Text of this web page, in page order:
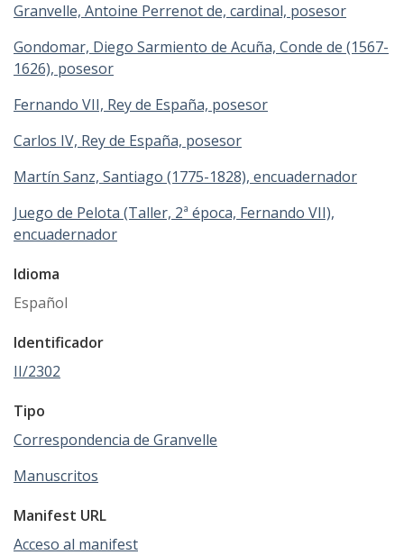
Granvelle, Antoine Perrenot de, cardinal, posesor
Gondomar, Diego Sarmiento de Acuña, Conde de (1567-
1626), posesor
Fernando VII, Rey de España, posesor
Carlos IV, Rey de España, posesor
Martín Sanz, Santiago (1775-1828), encuadernador
Juego de Pelota (Taller, 2ª época, Fernando VII),
encuadernador
Idioma
Español
Identificador
II/2302
Tipo
Correspondencia de Granvelle
Manuscritos
Manifest URL
Acceso al manifest